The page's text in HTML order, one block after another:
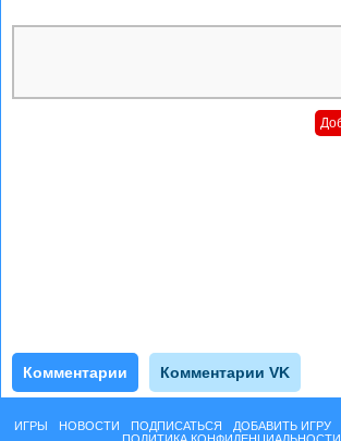
Комментарии Комментарии VK
ИГРЫ НОВОСТИ ПОДПИСАТЬСЯ ДОБАВИТЬ ИГРУ